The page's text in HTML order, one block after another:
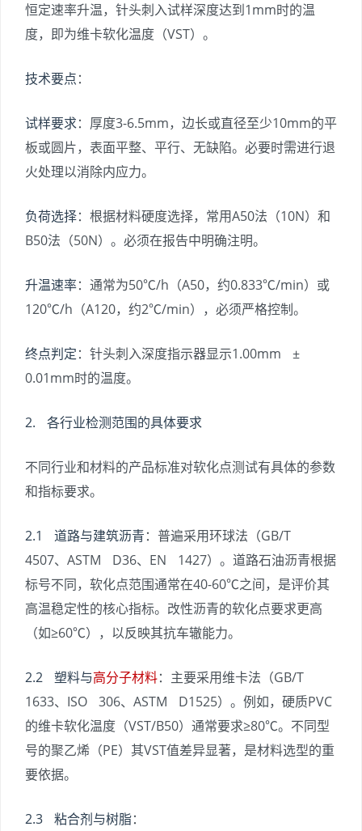
恒定速率升温，针头刺入试样深度达到1mm时的温
度，即为维卡软化温度（VST）。
技术要点：
试样要求：厚度3-6.5mm，边长或直径至少10mm的平
板或圆片，表面平整、平行、无缺陷。必要时需进行退
火处理以消除内应力。
负荷选择：根据材料硬度选择，常用A50法（10N）和
B50法（50N）。必须在报告中明确注明。
升温速率：通常为50℃/h（A50，约0.833℃/min）或
120℃/h（A120，约2℃/min），必须严格控制。
终点判定：针头刺入深度指示器显示1.00mm ±
0.01mm时的温度。
2. 各行业检测范围的具体要求
不同行业和材料的产品标准对软化点测试有具体的参数
和指标要求。
2.1 道路与建筑沥青：普遍采用环球法（GB/T
4507、ASTM D36、EN 1427）。道路石油沥青根据
标号不同，软化点范围通常在40-60℃之间，是评价其
高温稳定性的核心指标。改性沥青的软化点要求更高
（如≥60℃），以反映其抗车辙能力。
2.2 塑料与高分子材料：主要采用维卡法（GB/T
1633、ISO 306、ASTM D1525）。例如，硬质PVC
的维卡软化温度（VST/B50）通常要求≥80℃。不同型
号的聚乙烯（PE）其VST值差异显著，是材料选型的重
要依据。
2.3 粘合剂与树脂：